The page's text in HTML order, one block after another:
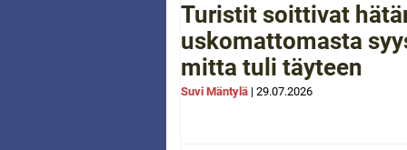
Turistit soittivat
uskomattomasta
mitta tuli täyteen
Suvi Mäntylä | 29.07.2026